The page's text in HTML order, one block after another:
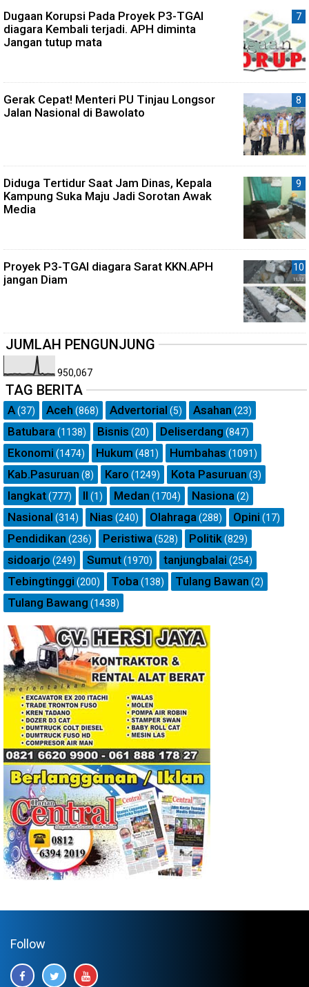
Dugaan Korupsi Pada Proyek P3-TGAI
diagara Kembali terjadi. APH diminta
Jangan tutup mata
Gerak Cepat! Menteri PU Tinjau Longsor
Jalan Nasional di Bawolato
Diduga Tertidur Saat Jam Dinas, Kepala
Kampung Suka Maju Jadi Sorotan Awak
Media
Proyek P3-TGAI diagara Sarat KKN.APH
jangan Diam
JUMLAH PENGUNJUNG
950,067
TAG BERITA
A(37) Aceh (868) Advertorial (5) Asahan (23)
Batubara(1138) Bisnis (20) Deliserdang (847)
Ekonomi (1474) Hukum (481) Humbahas (1091)
Kab.Pasuruan (8) Karo (1249) Kota Pasuruan (3)
langkat(777) ll (1) Medan (1704) Nasiona(2)
Nasional (314) Nias (240) Olahraga(288) Opini (17)
Pendidikan (236) Peristiwa(528) Politik(829)
sidoarjo (249) Sumut(1970) tanjungbalai (254)
Tebingtinggi (200) Toba(138) Tulang Bawan (2)
Tulang Bawang (1438)
Follow